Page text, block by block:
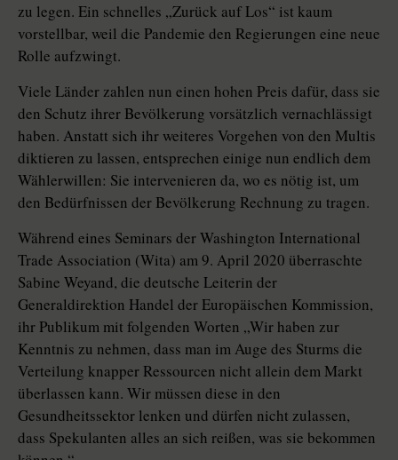
zu legen. Ein schnelles „Zurück auf Los“ ist kaum
vorstellbar, weil die Pandemie den Regierungen eine neue
Rolle aufzwingt.
Viele Länder zahlen nun einen hohen Preis dafür, dass sie
den Schutz ihrer Bevölkerung vorsätzlich vernachlässigt
haben. Anstatt sich ihr weiteres Vorgehen von den Multis
diktieren zu lassen, entsprechen einige nun endlich dem
Wählerwillen: Sie intervenieren da, wo es nötig ist, um
den Bedürfnissen der Bevölkerung Rechnung zu tragen.
Während eines Seminars der Washington International
Trade Associa­tion (Wita) am 9. April 2020 überraschte
Sabine Weyand, die deutsche Leiterin der
Generaldirektion Handel der Europäischen Kommission,
ihr Publikum mit folgenden Worten „Wir haben zur
Kenntnis zu nehmen, dass man im Auge des Sturms die
Verteilung knapper Ressourcen nicht allein dem Markt
überlassen kann. Wir müssen diese in den
Gesundheitssektor lenken und dürfen nicht zulassen,
dass Spekulanten alles an sich reißen, was sie bekommen